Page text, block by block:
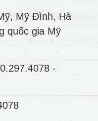
Mỹ Đình, Hà
quốc gia Mỹ
-